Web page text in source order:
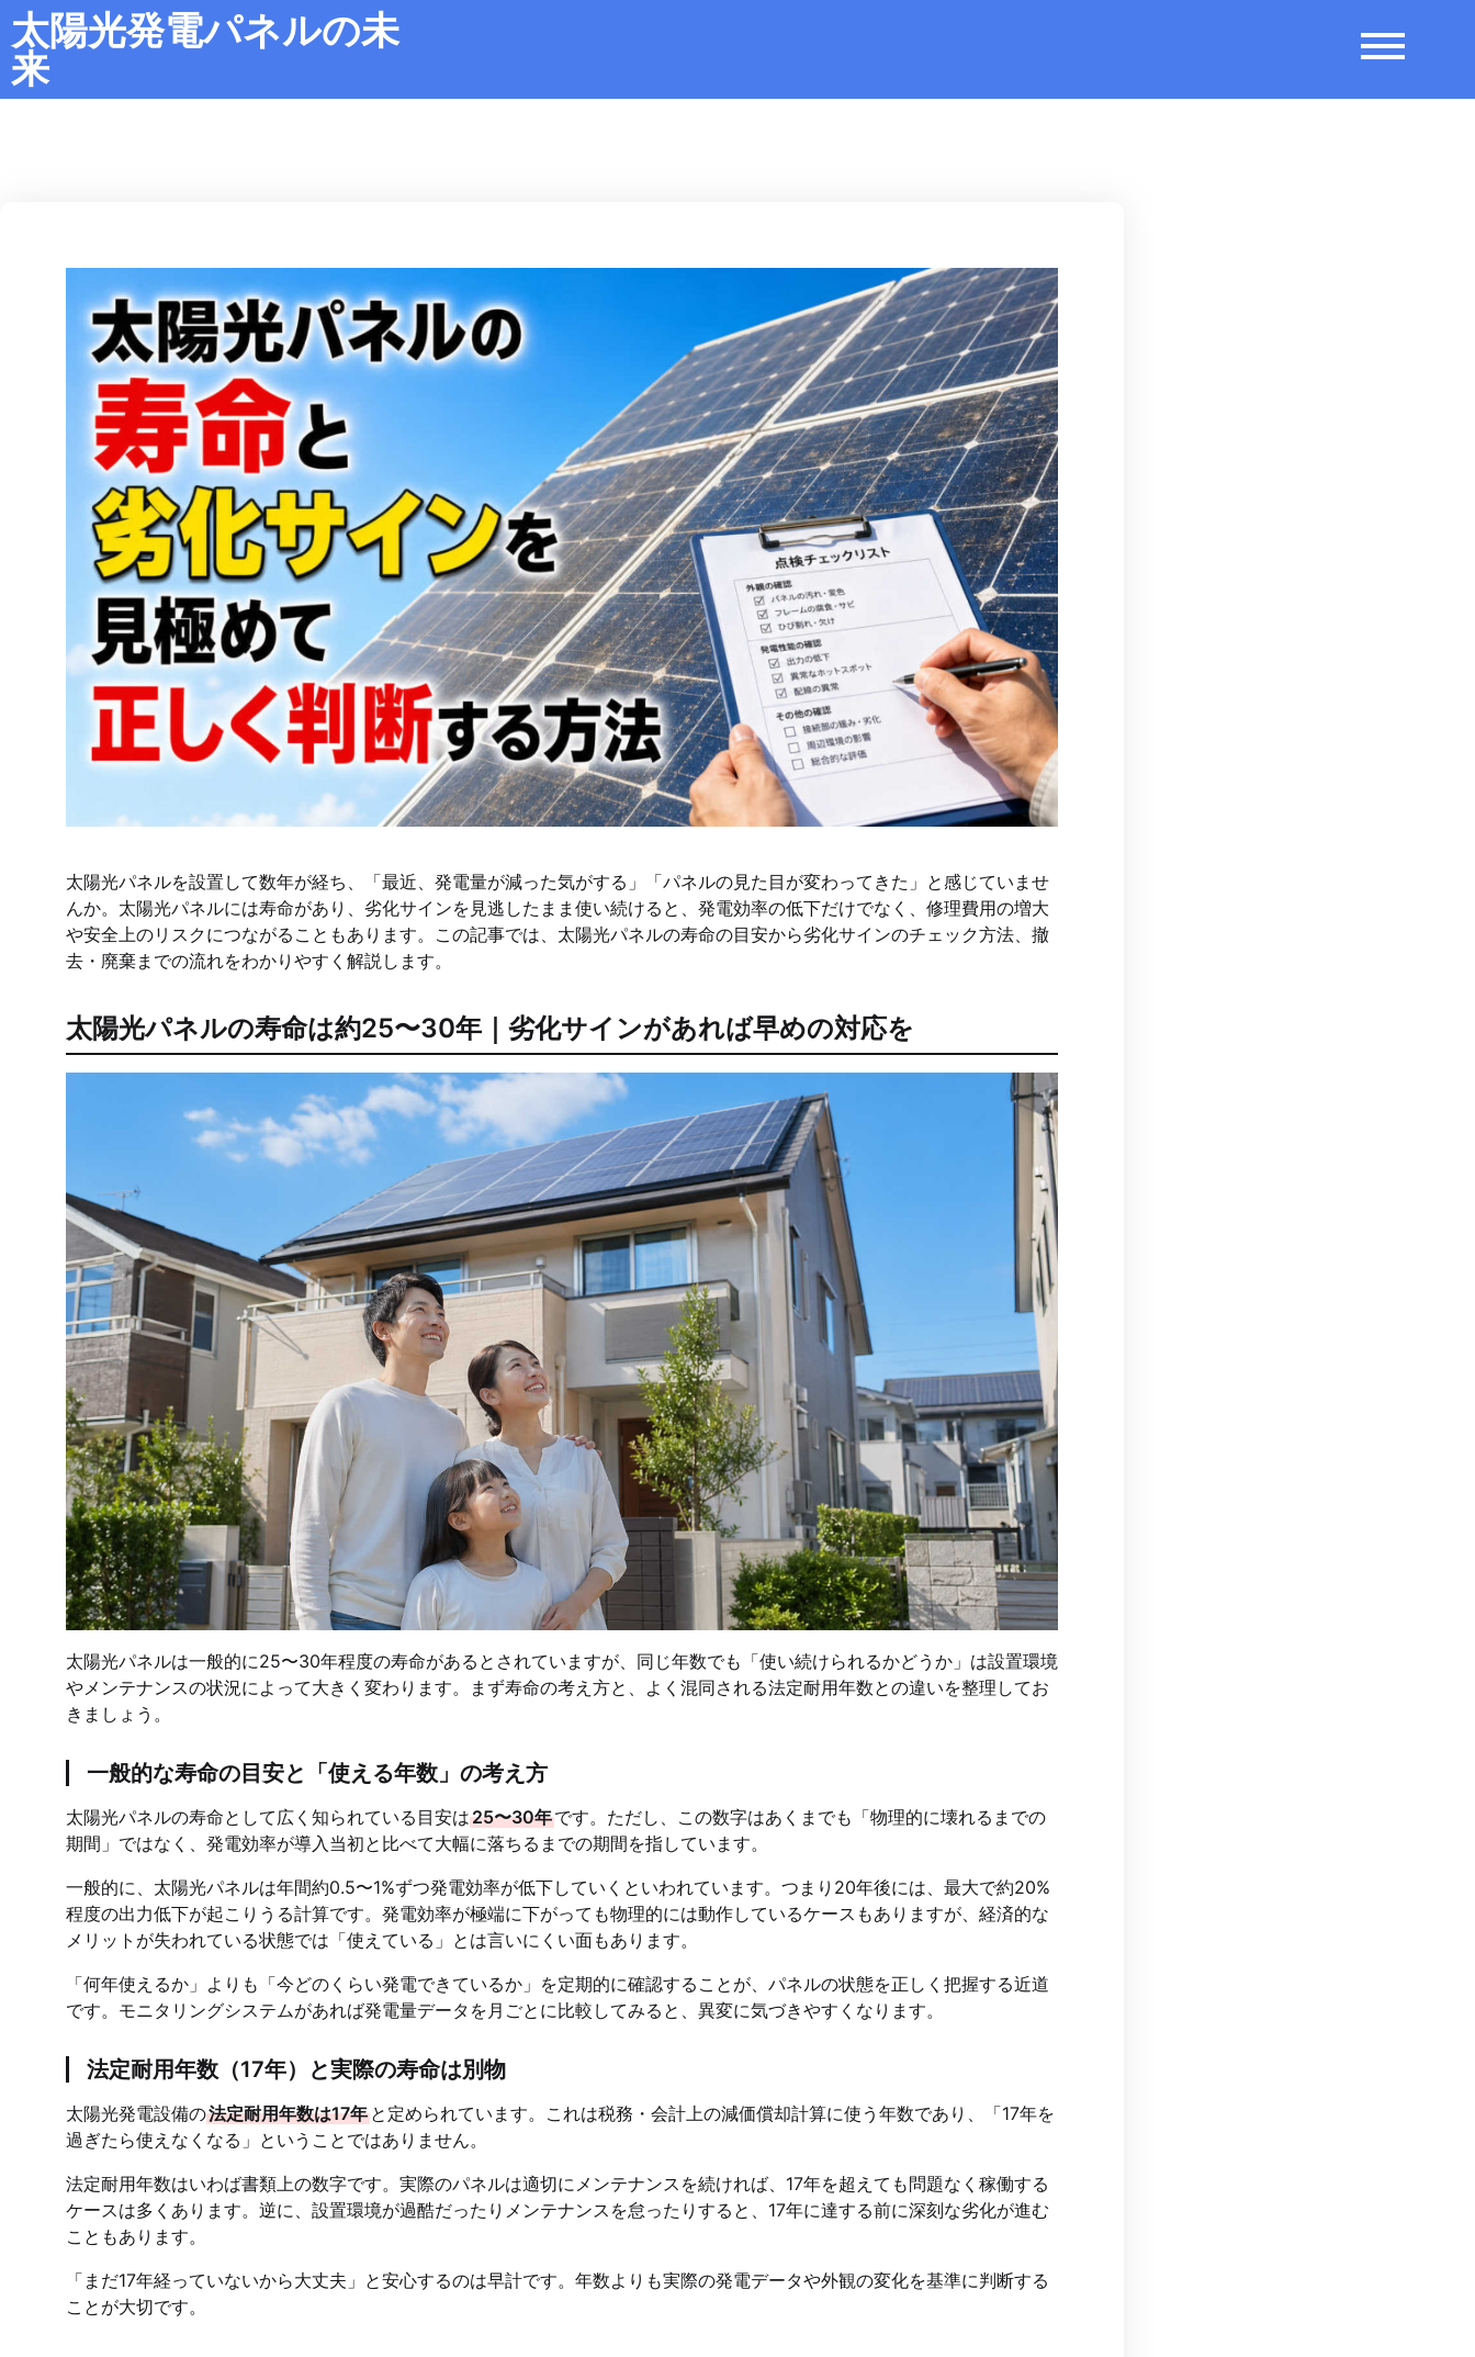
太陽光発電パネルの未
来
太陽光パネルを設置して数年が経ち、「最近、発電量が減った気がする」「パネルの見た目が変わってきた」と感じていませ
んか。太陽光パネルには寿命があり、劣化サインを見逃したまま使い続けると、発電効率の低下だけでなく、修理費用の増大
や安全上のリスクにつながることもあります。この記事では、太陽光パネルの寿命の目安から劣化サインのチェック方法、撤
去・廃棄までの流れをわかりやすく解説します。
太陽光パネルの寿命は約25〜30年｜劣化サインがあれば早めの対応を
太陽光パネルは一般的に25〜30年程度の寿命があるとされていますが、同じ年数でも「使い続けられるかどうか」は設置環境
やメンテナンスの状況によって大きく変わります。まず寿命の考え方と、よく混同される法定耐用年数との違いを整理してお
きましょう。
一般的な寿命の目安と「使える年数」の考え方
太陽光パネルの寿命として広く知られている目安は25〜30年です。ただし、この数字はあくまでも「物理的に壊れるまでの
期間」ではなく、発電効率が導入当初と比べて大幅に落ちるまでの期間を指しています。
一般的に、太陽光パネルは年間約0.5〜1%ずつ発電効率が低下していくといわれています。つまり20年後には、最大で約20%
程度の出力低下が起こりうる計算です。発電効率が極端に下がっても物理的には動作しているケースもありますが、経済的な
メリットが失われている状態では「使えている」とは言いにくい面もあります。
「何年使えるか」よりも「今どのくらい発電できているか」を定期的に確認することが、パネルの状態を正しく把握する近道
です。モニタリングシステムがあれば発電量データを月ごとに比較してみると、異変に気づきやすくなります。
法定耐用年数（17年）と実際の寿命は別物
太陽光発電設備の法定耐用年数は17年 と定められています。これは税務・会計上の減価償却計算に使う年数であり、「17年を
過ぎたら使えなくなる」ということではありません。
法定耐用年数はいわば書類上の数字です。実際のパネルは適切にメンテナンスを続ければ、17年を超えても問題なく稼働する
ケースは多くあります。逆に、設置環境が過酷だったりメンテナンスを怠ったりすると、17年に達する前に深刻な劣化が進む
こともあります。
「まだ17年経っていないから大丈夫」と安心するのは早計です。年数よりも実際の発電データや外観の変化を基準に判断する
ことが大切です。